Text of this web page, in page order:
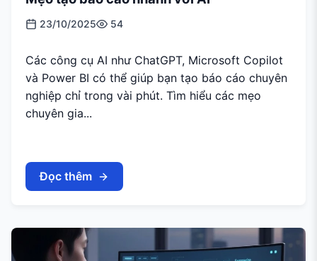
23/10/2025 54
Các công cụ AI như ChatGPT, Microsoft Copilot
và Power BI có thể giúp bạn tạo báo cáo chuyên
nghiệp chỉ trong vài phút. Tìm hiểu các mẹo
chuyên gia...
Đọc thêm